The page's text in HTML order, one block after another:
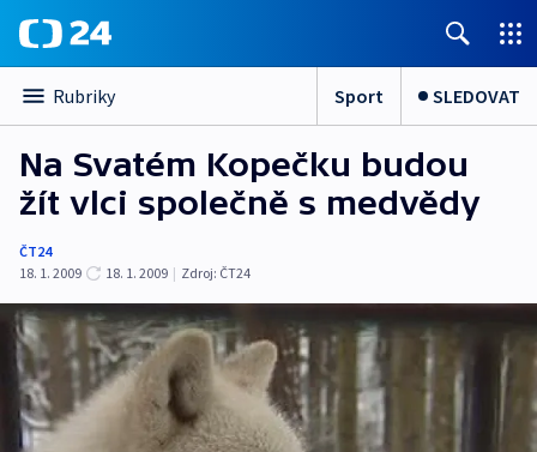
Rubriky Sport SLEDOVAT
Na Svatém Kopečku budou
žít vlci společně s medvědy
ČT24
18. 1. 2009
18. 1. 2009 | Zdroj: ČT24